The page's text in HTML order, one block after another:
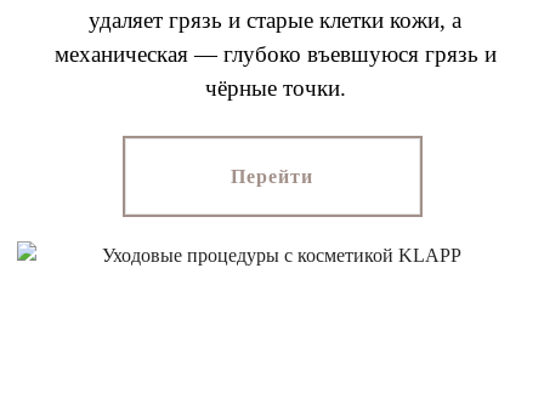
удаляет грязь и старые клетки кожи, а
механическая — глубоко въевшуюся грязь и
чёрные точки.
Перейти